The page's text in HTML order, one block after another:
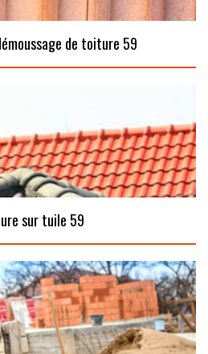
de toiture 59
sur tuile 59